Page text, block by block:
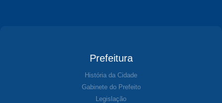
Prefeitura
História da Cidade
Gabinete do Prefeito
Legislação